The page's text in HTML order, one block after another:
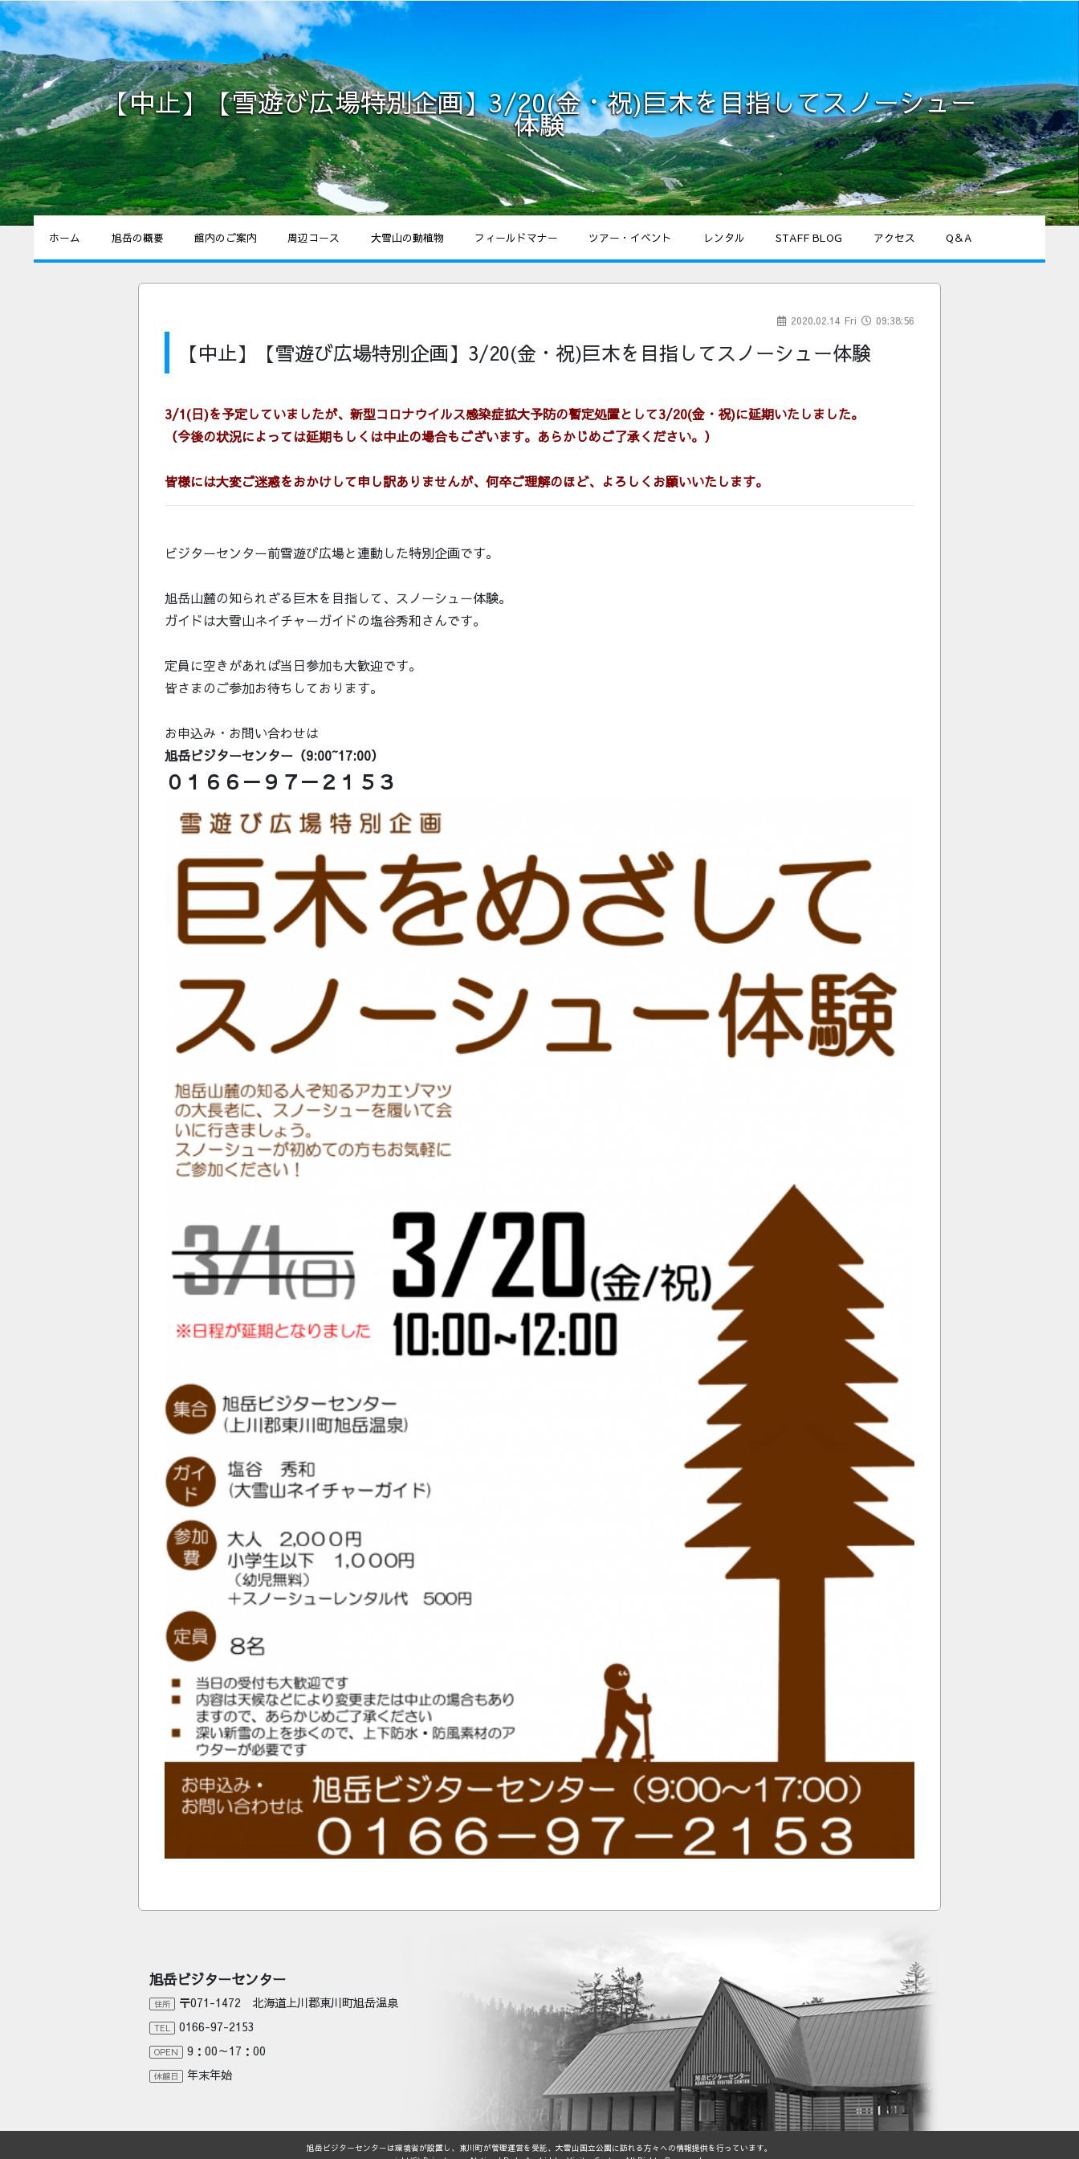
【中止】【雪遊び広場特別企画】3/20(金・祝)巨木を目指してスノーシュー
体験
ホーム 旭岳の概要 館内のご案内 周辺コース 大雪山の動植物 フィールドマナー ツアー・イベント レンタル STAFF BLOG アクセス Q＆A
2020.02.14 Fri 09:38:56
【中止】【雪遊び広場特別企画】3/20(金・祝)巨木を目指してスノーシュー体験
3/1(日)を予定していましたが、新型コロナウイルス感染症拡大予防の暫定処置として3/20(金・祝)に延期いたしました。
（今後の状況によっては延期もしくは中止の場合もございます。あらかじめご了承ください。）
皆様には大変ご迷惑をおかけして申し訳ありませんが、 何卒ご理解のほど、よろしくお願いいたします。
ビジターセンター前雪遊び広場と連動した特別企画です。
旭岳山麓の知られざる巨木を目指して、スノーシュー体験。
ガイドは大雪山ネイチャーガイドの塩谷秀和さんです。
定員に空きがあれば当日参加も大歓迎です。
皆さまのご参加お待ちしております。
お申込み・お問い合わせは
旭岳ビジターセンター（9:00~17:00）
０１６６－９７－２１５３
旭岳ビジターセンター
住所 〒071-1472 北海道上川郡東川町旭岳温泉
TEL 0166-97-2153
OPEN 9：00～17：00
休館日 年末年始
旭岳ビジターセンターは環境省が設置し、東川町が管理運営を受託、大雪山国立公園に訪れる方々への情報提供を行っています。